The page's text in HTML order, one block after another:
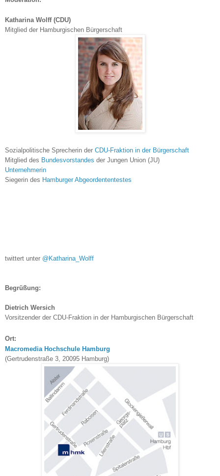
Katharina Wolff (CDU)
Mitglied der Hamburgischen Bürgerschaft
Sozialpolitische Sprecherin der CDU-Fraktion in der Bürgerschaft
Mitglied des Bundesvorstandes der Jungen Union (JU)
Unternehmerin
Siegerin des Hamburger Abgeordententestes
twittert unter @Katharina_Wolff
Begrüßung:
Dietrich Wersich
Vorsitzender der CDU-Fraktion in der Hamburgischen Bürgerschaft
Ort:
Macromedia Hochschule Hamburg
(Gertrudenstraße 3, 20095 Hamburg)